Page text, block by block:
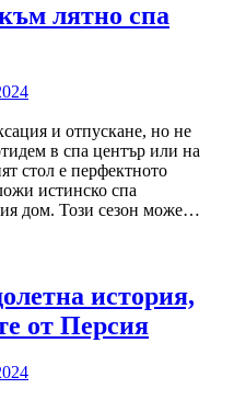
лятно спа
и отпускане, но не
в спа център или на
стол е перфектното
истинско спа
дом. Този сезон може…
история,
от Персия